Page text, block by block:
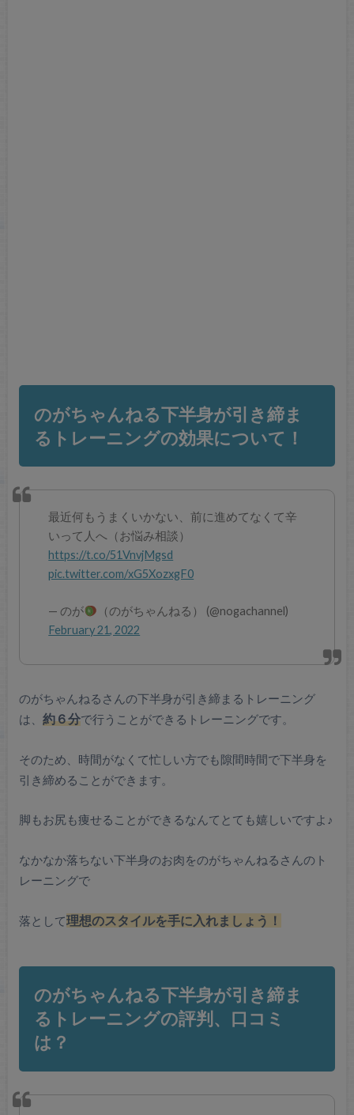
のがちゃんねる下半身が引き締ま
るトレーニングの効果について！
最近何もうまくいかない、前に進めてなくて辛
いって人へ（お悩み相談）
https://t.co/51VnvjMgsd
pic.twitter.com/xG5XozxgF0
— のが
（のがちゃんねる） (@nogachannel)
February 21, 2022
のがちゃんねるさんの下半身が引き締まるトレーニング
は、 約６分で行うことができるトレーニングです。
そのため、時間がなくて忙しい方でも隙間時間で下半身を
引き締めることができます。
脚もお尻も痩せることができるなんてとても嬉しいですよ♪
なかなか落ちない下半身のお肉をのがちゃんねるさんのト
レーニングで
落として理想のスタイルを手に入れましょう！
のがちゃんねる下半身が引き締ま
るトレーニングの評判、口コミ
は？